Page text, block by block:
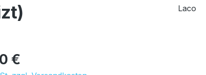
Laco
€